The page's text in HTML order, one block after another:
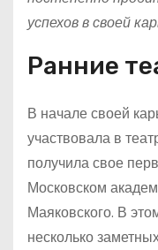
успехов в своей
Ранние
В начале своей
участвовала в
получила свое
Московском
Маяковского. В
несколько